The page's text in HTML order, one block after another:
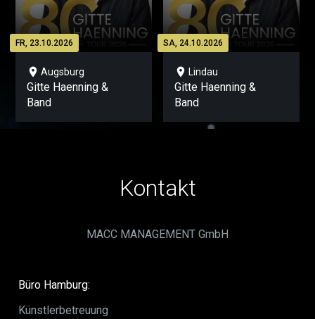
FR, 23.10.2026
location_on Augsburg
Gitte Haenning &
Band
SA, 24.10.2026
location_on Lindau
Gitte Haenning &
Band
Kontakt
MACC MANAGEMENT GmbH
Büro Hamburg:
Künstlerbetreuung